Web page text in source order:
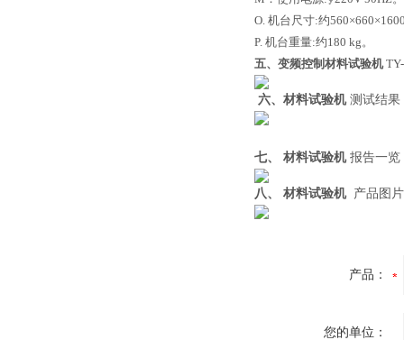
O. 机台尺寸:约
P. 机台重量:约180 kg。
五、变频控制 材料试验机
六、材料试验机 测试结果
七、 材料试验机报告一览
八、 材料试验机产品图片
产品：
您的单位：